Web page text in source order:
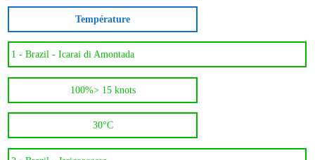
Température
1 -Brazil - Icarai di Amontada
100%> 15 knots
30°C